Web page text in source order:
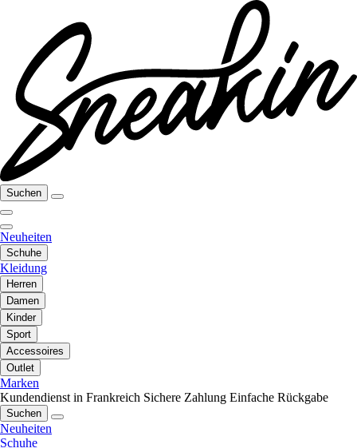
Suchen
Neuheiten
Schuhe
Kleidung
Herren
Damen
Kinder
Sport
Accessoires
Outlet
Marken
Kundendienst in Frankreich Sichere Zahlung Einfache Rückgabe
Suchen
Neuheiten
Schuhe